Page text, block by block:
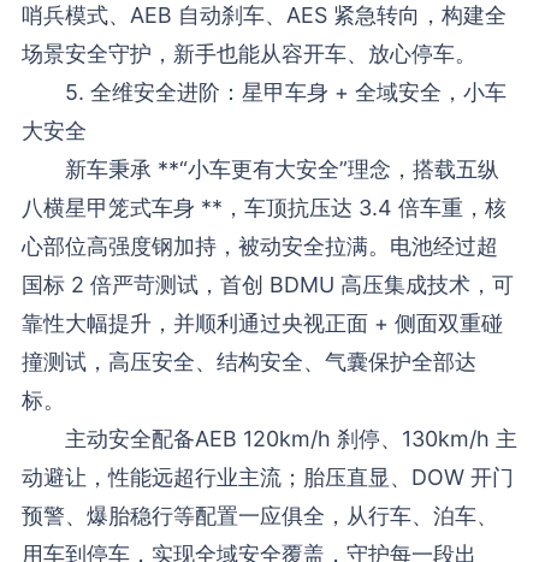
哨兵模式、AEB 自动刹车、AES 紧急转向，构建全
场景安全守护，新手也能从容开车、放心停车。
5. 全维安全进阶：星甲车身 + 全域安全，小车
大安全
新车秉承 **“小车更有大安全”理念，搭载五纵
八横星甲笼式车身 **，车顶抗压达 3.4 倍车重，核
心部位高强度钢加持，被动安全拉满。电池经过超
国标 2 倍严苛测试，首创 BDMU 高压集成技术，可
靠性大幅提升，并顺利通过央视正面 + 侧面双重碰
撞测试，高压安全、结构安全、气囊保护全部达
标。
主动安全配备AEB 120km/h 刹停、130km/h 主
动避让，性能远超行业主流；胎压直显、DOW 开门
预警、爆胎稳行等配置一应俱全，从行车、泊车、
用车到停车，实现全域安全覆盖，守护每一段出